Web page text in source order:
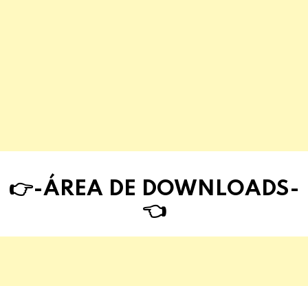
👉-ÁREA DE DOWNLOADS-
👈